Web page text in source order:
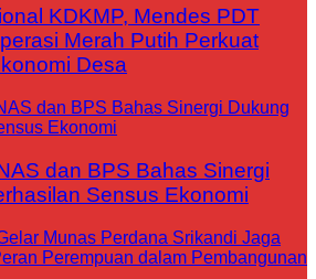
KDKMP, Mendes PDT
Merah Putih Perkuat
Desa
dan BPS Bahas Sinergi
Sensus Ekonomi